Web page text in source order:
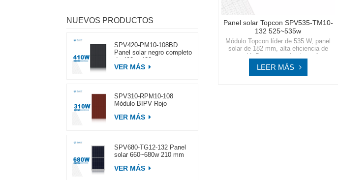
NUEVOS PRODUCTOS
SPV420-PM10-108BD
Panel solar negro completo
VER MÁS
SPV310-RPM10-108
Módulo BIPV Rojo
VER MÁS
SPV680-TG12-132 Panel
solar 660~680w 210 mm
VER MÁS
Panel solar Topcon SPV535-TM10-
132 525~535w
Módulo Topcon líder de 535 W, panel
solar de 182 mm, alta eficiencia de
sostenible con SpolarPV, tu socio de
confianza para soluciones de energía
solar innovadoras y de alta calidad
LEER MÁS